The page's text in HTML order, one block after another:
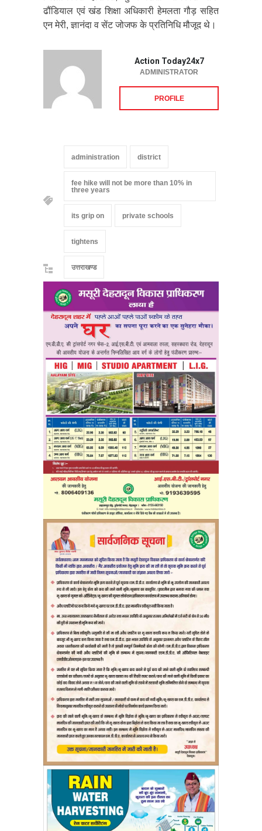
ढौंडियाल एवं खंड शिक्षा अधिकारी हेमलता गौड़ सहित
एन मेरी, ज्ञानंदा व सेंट जोजफ के प्रतिनिधि मौजूद थे।
Action Today24x7
ADMINISTRATOR
PROFILE
administration district
fee hike will not be more than 10% in
three years
its grip on private schools
tightens
उत्तराखण्ड